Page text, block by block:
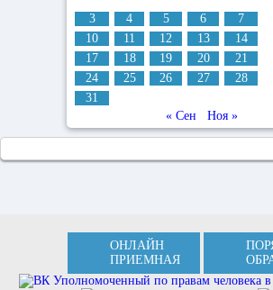
3
4 5 6 7
10
11 12 13 14
17
18 19 20 21
24
25 26 27 28
31
« Сен
Ноя »
ОНЛАЙН
ПРИЕМНАЯ